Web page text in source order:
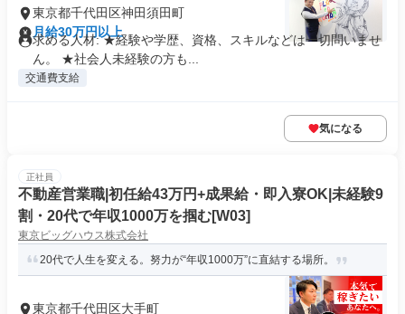
東京都千代田区神田須田町
月給30万円以上
求める人材: ★経験や学歴、資格、スキルなどは一切問いませ
ん。 ★社会人未経験の方も...
交通費支給
気になる
正社員
不動産営業職|初任給43万円+成果給・即入寮OK|未経験9
割・20代で年収1000万を掴む[W03]
東京ビッグハウス株式会社
20代で人生を変える。努力が“年収1000万”に直結する場所。
東京都千代田区大手町